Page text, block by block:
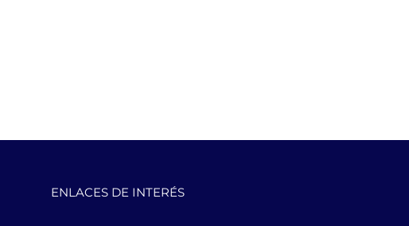
ENLACES DE INTERÉS